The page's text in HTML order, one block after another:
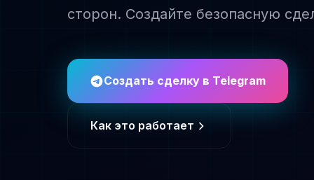
сторон. Создайте безопасную
Создать сделку в Telegram
Как это работает